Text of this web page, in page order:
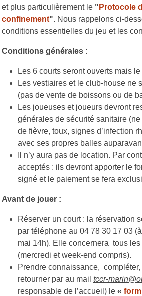
et plus particulièrement le " Protocole
confinement". Nous rappelons ci-
conditions essentielles du jeu et les
Conditions générales :
Les 6 courts seront ouverts mais
Les vestiaires et le club-house ne
(pas de vente de boissons ou de
Les joueuses et joueurs devront
générales de sécurité sanitaire
de fièvre, toux, signes d’infection
avec ses propres balles
Il n’y aura pas de location. Par
acceptés : ils devront apporter le
signé et le paiement se fera
Avant de jouer :
Réserver un court : la réservation
par téléphone au 04 78 30 17 03
mai 14h). Elle concernera tous
(mercredi et week-end compris).
Prendre connaissance,
retourner par au mail tccr-
responsable de l’accueil) le «